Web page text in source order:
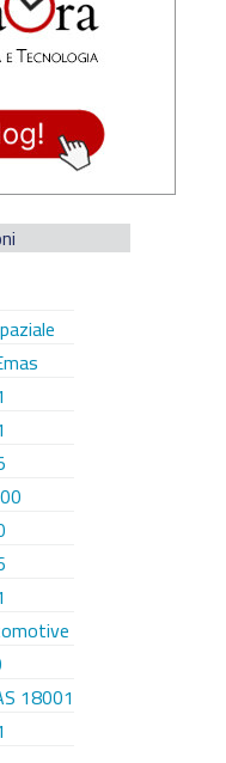
18001